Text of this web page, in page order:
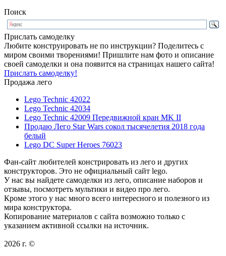
Поиск
Прислать самоделку
Любите конструировать не по инструкции? Поделитесь с
миром своими творениями! Пришлите нам фото и описание
своей самоделки и она появится на страницах нашего сайта!
Прислать самоделку!
Продажа лего
Lego Technic 42022
Lego Technic 42034
Lego Technic 42009 Передвижной кран MK II
Продаю Лего Star Wars сокол тысячелетия 2018 года
белый
Lego DC Super Heroes 76023
Фан-сайт любителей констрировать из лего и других
конструкторов. Это не официальный сайт lego.
У нас вы найдете самоделки из лего, описание наборов и
отзывы, посмотреть мультики и видео про лего.
Кроме этого у нас много всего интересного и полезного из
мира конструктора.
Копирование материалов с сайта возможно только с
указанием активной ссылки на источник.
2026 г. ©